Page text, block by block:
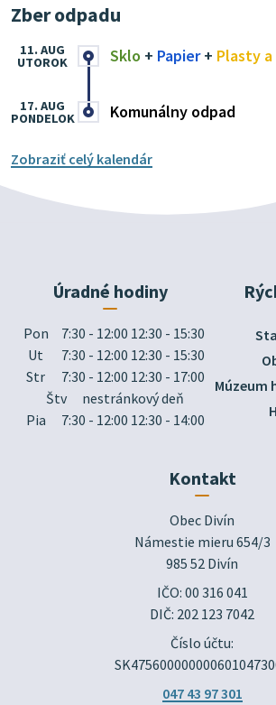
Zber odpadu
Sklo + Papier+ Plasty
11. AUG
UTOROK
Komunálny odpad
17. AUG
PONDELOK
Zobraziť celý kalendár
Úradné hodiny
Pon
7:30 - 12:00 12:30 - 15:30
Ut
7:30 - 12:00 12:30 - 15:30
Str
7:30 - 12:00 12:30 - 17:00
Štv
nestránkový deň
Pia
7:30 - 12:00 12:30 - 14:00
Múzeum
Kontakt
Obec Divín
Námestie mieru 654/3
985 52 Divín
IČO: 00 316 041
DIČ: 202 123 7042
Číslo účtu:
047 43 97 301